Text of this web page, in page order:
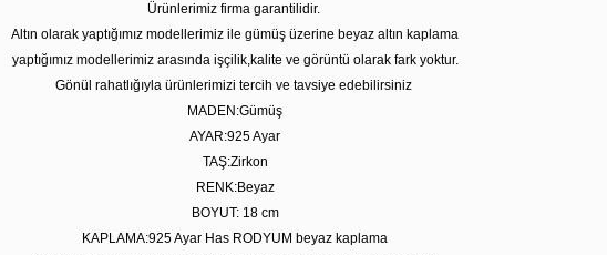
Ürünlerimiz firma garantilidir.
Altın olarak yaptığımız modellerimiz ile gümüş üzerine beyaz altın kaplama
yaptığımız modellerimiz arasında işçilik,kalite ve görüntü olarak fark yoktur.
Gönül rahatlığıyla ürünlerimizi tercih ve tavsiye edebilirsiniz
MADEN:Gümüş
AYAR:925 Ayar
TAŞ:Zirkon
RENK:Beyaz
BOYUT: 18 cm
KAPLAMA:925 Ayar Has RODYUM beyaz kaplama